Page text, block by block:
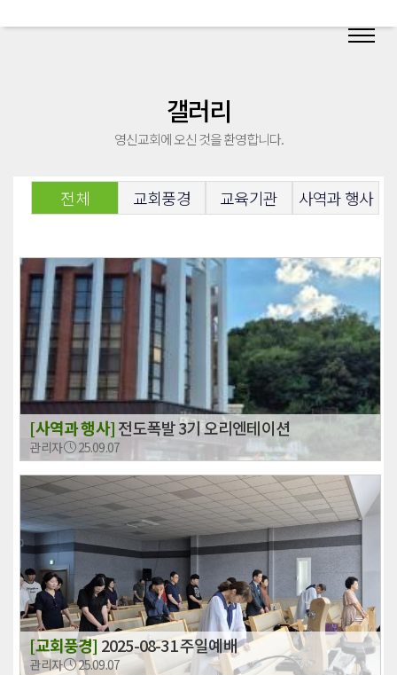
갤러리
영신교회에 오신 것을 환영합니다.
전체 교회풍경 교육기관 사역과 행사
[사역과 행사]전도폭발 3기 오리엔테이션
관리자 25.09.07
[교회풍경] 2025-08-31 주일예배
관리자 25.09.07